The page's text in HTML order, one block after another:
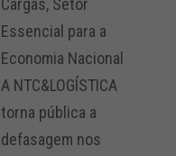
Cargas, Setor
Essencial para a
Economia Nacional
A NTC&LOGÍSTICA
torna pública a
defasagem nos